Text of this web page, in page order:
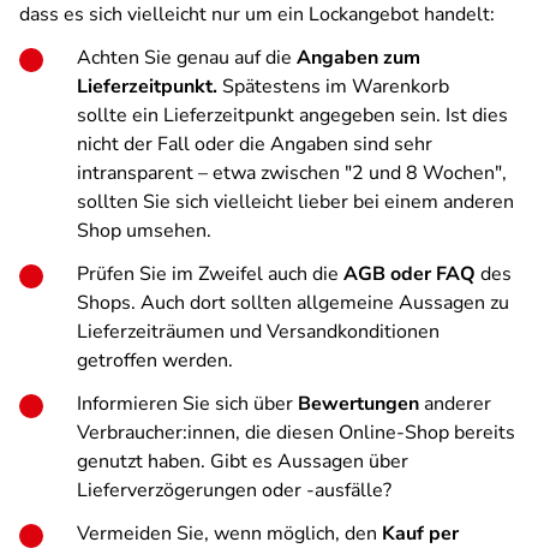
dass es sich vielleicht nur um ein Lockangebot handelt:
Achten Sie genau auf die Angaben zum
Lieferzeitpunkt. Spätestens im Warenkorb
sollte ein Lieferzeitpunkt angegeben sein. Ist dies
nicht der Fall oder die Angaben sind sehr
intransparent – etwa zwischen "2 und 8 Wochen",
sollten Sie sich vielleicht lieber bei einem anderen
Shop umsehen.
Prüfen Sie im Zweifel auch die AGB oder FAQ des
Shops. Auch dort sollten allgemeine Aussagen zu
Lieferzeiträumen und Versandkonditionen
getroffen werden.
Informieren Sie sich über Bewertungenanderer
Verbraucher:innen, die diesen Online-Shop bereits
genutzt haben. Gibt es Aussagen über
Lieferverzögerungen oder -ausfälle?
Vermeiden Sie, wenn möglich, den Kauf per